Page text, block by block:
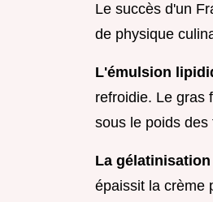
Le succès d'un
de physique
L'émulsion
refroidie. Le gras
sous le poids des
La
épaissit la crème